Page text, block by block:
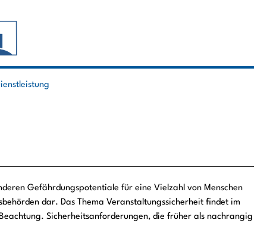
Gefährdungspotentiale für eine Vielzahl von Menschen
dar. Das Thema Veranstaltungssicherheit findet im
Sicherheitsanforderungen, die früher als nachrangig